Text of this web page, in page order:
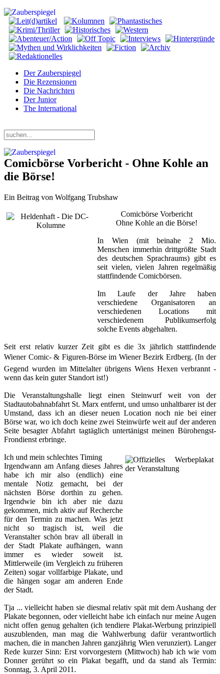
Der Zauberspiegel
Die Rezensionen
Die Nachrichten
Der Junior
The International
Comicbörse Vorbericht - Ohne Kohle an
die Börse!
Ein Beitrag von Wolfgang Trubshaw
Comicbörse Vorbericht
Ohne Kohle an die Börse!
In Wien (mit beinahe 2 Mio.
Menschen immerhin drittgrößte Stadt
des deutschen Sprachraums) gibt es
seit vielen, vielen Jahren regelmäßig
stattfindende Comicbörsen.
Im Laufe der Jahre haben
verschiedene Organisatoren an
verschiedenen Locations mit
verschiedenem Publikumserfolg
solche Events abgehalten.
Seit erst relativ kurzer Zeit gibt es die 3x jährlich stattfindende
Wiener Comic- & Figuren-Börse im Wiener Bezirk Erdberg. (In der
Gegend wurden im Mittelalter übrigens Wiens Hexen verbrannt -
wenn das kein guter Standort ist!)
Die Veranstaltungshalle liegt einen Steinwurf weit von der
Stadtautobahnabfahrt St. Marx entfernt, und umso unhaltbarer ist der
Umstand, dass ich an dieser neuen Location noch nie bei einer
Börse war, wo ich doch keine zwei Steinwürfe weit auf der anderen
Seite besagter Abfahrt tagtäglich untertänigst meinen Bürohengst-
Frondienst erbringe.
Ich und mein schlechtes Timing
Irgendwann am Anfang dieses Jahres
habe ich mir also (endlich) eine
mentale Notiz gemacht, bei der
nächsten Börse dorthin zu gehen.
Irgendwie bin ich aber nie dazu
gekommen, mich aktiv auf Recherche
für den Termin zu machen. Was jetzt
nicht so tragisch ist, weil die
Veranstalter schön brav all überall in
der Stadt Plakate aufhängen, wann
immer es wieder soweit ist.
Mittlerweile (im Vergleich zu früheren
Zeiten) sogar vollfarbige Plakate, und
die hängen sogar am anderen Ende
der Stadt.
Tja ... vielleicht haben sie diesmal relativ spät mit dem Aushang der
Plakate begonnen, oder vielleicht habe ich einfach nur meine Augen
nicht offen genug gehalten (ich tendiere Plakat-Werbung prinzipiell
auszublenden, man mag die Wahlwerbung dafür verantwortlich
machen, die in manchen Jahren ganzjährig Wien verunziert). Langer
Rede kurzer Sinn: Erst vorvorgestern (Mittwoch) hab ich wie vom
Donner gerührt so ein Plakat begafft, und da stand als Termin:
Sonntag, 3. April 2011.